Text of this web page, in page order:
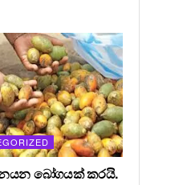
බෝගයක් කරයි.